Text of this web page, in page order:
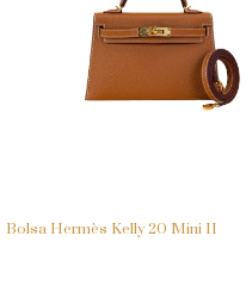
Bolsa Hermès Kelly 20 Mini II